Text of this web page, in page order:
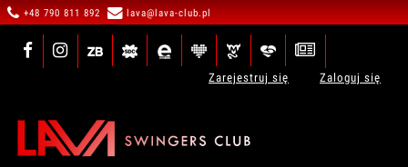
+48 790 811 892 lava@lava-club.pl
Zarejestruj się Zaloguj się